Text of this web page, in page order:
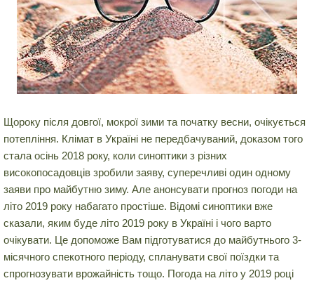
Щороку після довгої, мокрої зими та початку весни, очікується
потепління. Клімат в Україні не передбачуваний, доказом того
стала осінь 2018 року, коли синоптики з різних
високопосадовців зробили заяву, суперечливі один одному
заяви про майбутню зиму. Але анонсувати прогноз погоди на
літо 2019 року набагато простіше. Відомі синоптики вже
сказали, яким буде літо 2019 року в Україні і чого варто
очікувати. Це допоможе Вам підготуватися до майбутнього 3-
місячного спекотного періоду, спланувати свої поїздки та
спрогнозувати врожайність тощо. Погода на літо у 2019 році